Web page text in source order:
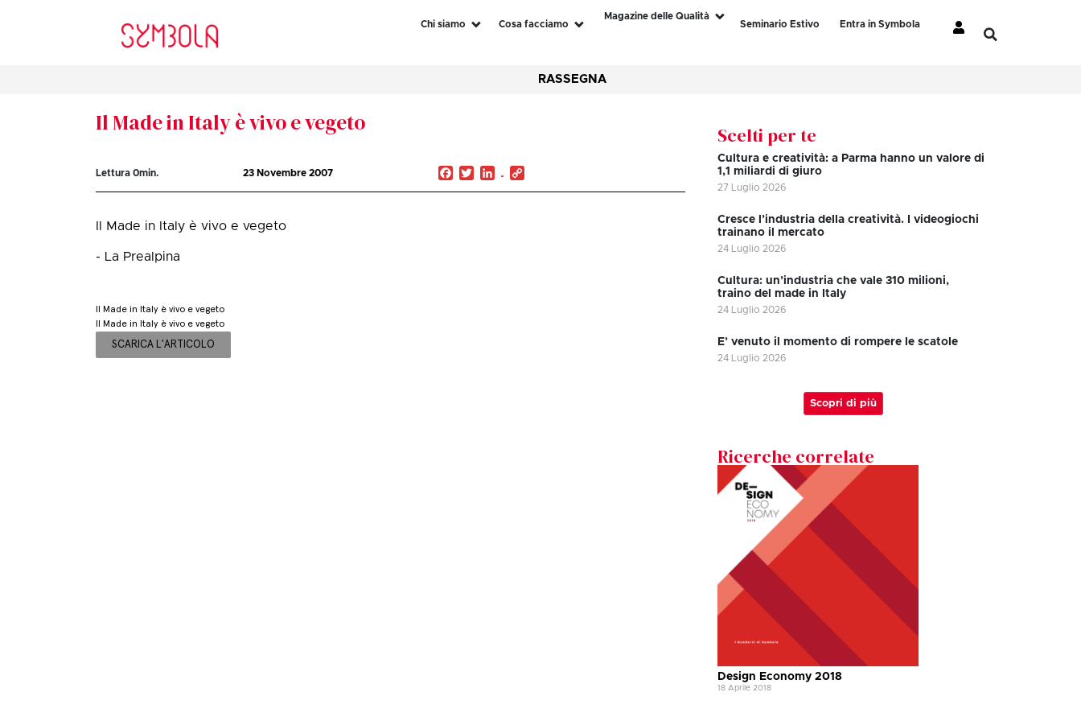
Chi siamo Cosa facciamo
Magazine delle Qualità
Seminario Estivo
Entra in Symbola
RASSEGNA
Il Made in Italy è vivo e vegeto
Lettura0min. 23 Novembre 2007 Facebook
TwitterLinkedIn
Il Made in Italy è vivo e vegeto
- La Prealpina
Il Made in Italy è vivo e vegeto
Il Made in Italy è vivo e vegeto
SCARICA L'ARTICOLO
Scelti per te
Cultura e creatività: a Parma hanno un valore di
1,1 miliardi di giuro
27 Luglio 2026
Cresce l’industria della creatività. I videogiochi
trainano il mercato
24 Luglio 2026
Cultura: un’industria che vale 310 milioni,
traino del made in Italy
24 Luglio 2026
E’ venuto il momento di rompere le scatole
24 Luglio 2026
Scopri di più
Ricerche correlate
Design Economy 2018
18 Aprile 2018